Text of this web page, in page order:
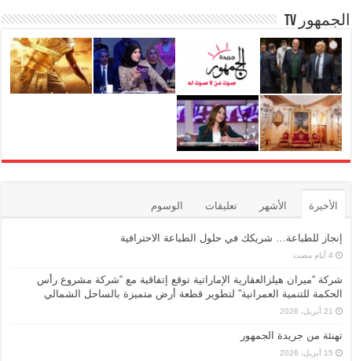
الجمهور TV
الأخيرة الأشهر تعليقات الوسوم
إنجاز للطباعة… شريكك في حلول الطباعة الاحترافية
شركة “ميران هيلزالعقارية الإماراتية توقع إتفاقية مع “شركة مشروع رأس
الحكمة للتنمية العمرانية” لتطوير قطعة أرض متميزة بالساحل الشمالي
21 أبريل، 2026
تهنئة من جريدة الجمهور
15 أبريل، 2026